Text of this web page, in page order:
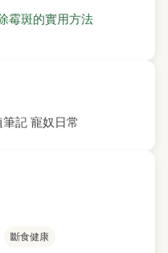
霉斑的實用方法
筆記 寵奴日常
斷食健康